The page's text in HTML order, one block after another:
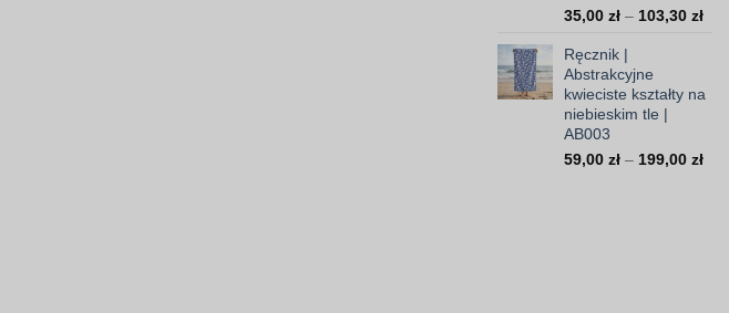
35,00 zł – 103,30 zł
do
Ręcznik |
Abstrakcyjne
kwieciste kształty na
niebieskim tle |
AB003
59,00 zł – 199,00 zł